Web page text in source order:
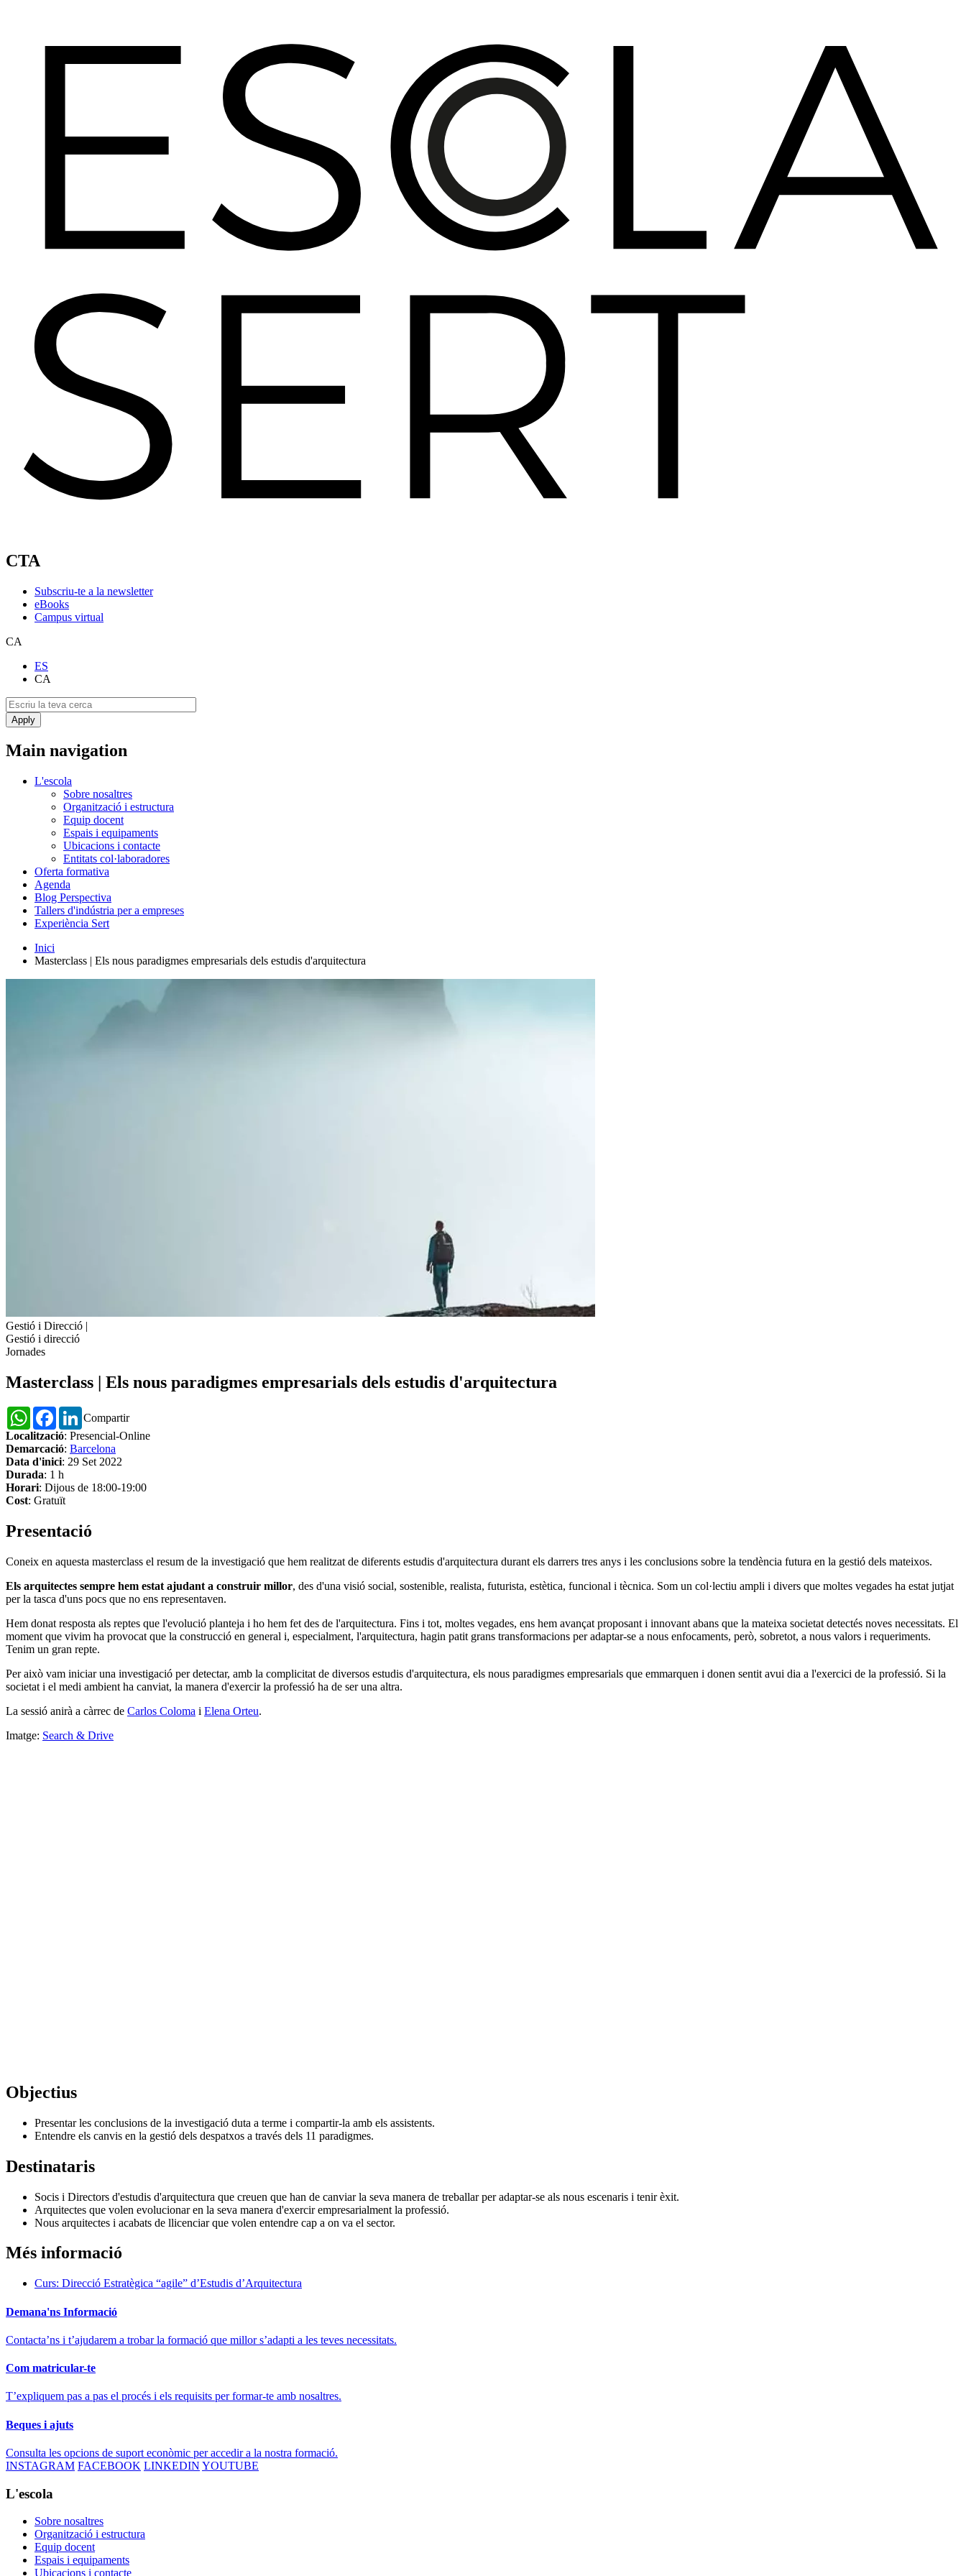
CTA
Subscriu-te a la newsletter
eBooks
Campus virtual
CA
ES
CA
Main navigation
L'escola
Sobre nosaltres
Organització i estructura
Equip docent
Espais i equipaments
Ubicacions i contacte
Entitats col·laboradores
Oferta formativa
Agenda
Blog Perspectiva
Tallers d'indústria per a empreses
Experiència Sert
Inici
Masterclass | Els nous paradigmes empresarials dels estudis d'arquitectura
Gestió i Direcció |
Gestió i direcció
Jornades
Masterclass | Els nous paradigmes empresarials dels estudis d'arquitectura
Compartir
WhatsAppFacebookLinkedIn
Localització: Presencial-Online
Demarcació: Barcelona
Data d'inici: 29 Set 2022
Durada: 1 h
Horari: Dijous de 18:00-19:00
Cost: Gratuït
Presentació
Coneix en aquesta masterclass el resum de la investigació que hem realitzat de diferents estudis d'arquitectura durant els darrers tres anys i les conclusions sobre la tendència futura en la gestió dels mateixos.
Els arquitectes sempre hem estat ajudant a construir millor, des d'una visió social, sostenible, realista, futurista, estètica, funcional i tècnica. Som un col·lectiu ampli i divers que moltes vegades ha estat jutjat
per la tasca d'uns pocs que no ens representaven.
Hem donat resposta als reptes que l'evolució planteja i ho hem fet des de l'arquitectura. Fins i tot, moltes vegades, ens hem avançat proposant i innovant abans que la mateixa societat detectés noves necessitats. El
moment que vivim ha provocat que la construcció en general i, especialment, l'arquitectura, hagin patit grans transformacions per adaptar-se a nous enfocaments, però, sobretot, a nous valors i requeriments.
Tenim un gran repte.
Per això vam iniciar una investigació per detectar, amb la complicitat de diversos estudis d'arquitectura, els nous paradigmes empresarials que emmarquen i donen sentit avui dia a l'exercici de la professió. Si la
societat i el medi ambient ha canviat, la manera d'exercir la professió ha de ser una altra.
La sessió anirà a càrrec de Carlos Coloma i Elena Orteu.
Imatge: Search & Drive
Objectius
Presentar les conclusions de la investigació duta a terme i compartir-la amb els assistents.
Entendre els canvis en la gestió dels despatxos a través dels 11 paradigmes.
Destinataris
Socis i Directors d'estudis d'arquitectura que creuen que han de canviar la seva manera de treballar per adaptar-se als nous escenaris i tenir èxit.
Arquitectes que volen evolucionar en la seva manera d'exercir empresarialment la professió.
Nous arquitectes i acabats de llicenciar que volen entendre cap a on va el sector.
Més informació
Curs: Direcció Estratègica “agile” d’Estudis d’Arquitectura
Demana'ns Informació
Contacta’ns i t’ajudarem a trobar la formació que millor s’adapti a les teves necessitats.
Com matricular-te
T’expliquem pas a pas el procés i els requisits per formar-te amb nosaltres.
Beques i ajuts
Consulta les opcions de suport econòmic per accedir a la nostra formació.
INSTAGRAM FACEBOOK LINKEDIN YOUTUBE
L'escola
Sobre nosaltres
Organització i estructura
Equip docent
Espais i equipaments
Ubicacions i contacte